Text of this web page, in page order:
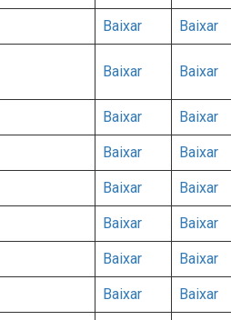
Baixar Baixar
Baixar Baixar
Baixar Baixar
Baixar Baixar
Baixar Baixar
Baixar Baixar
Baixar Baixar
Baixar Baixar